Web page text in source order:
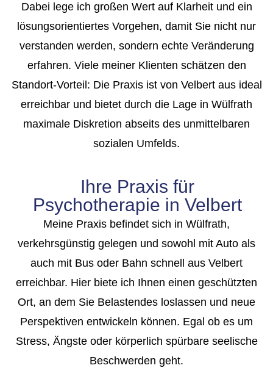
Dabei lege ich großen Wert auf Klarheitund ein
lösungsorientiertes Vorgehen, damit Sie nicht nur
verstanden werden, sondern echte Veränderung
erfahren. Viele meiner Klienten schätzen den
Standort-Vorteil: Die Praxis ist von Velbert aus ideal
erreichbar und bietet durch die Lage in Wülfrath
maximale Diskretion abseits des unmittelbaren
sozialen Umfelds.
Ihre Praxis für
Psychotherapie in Velbert
Meine Praxis befindet sich in Wülfrath,
verkehrsgünstig gelegen und sowohl mit Auto als
auch mit Bus oder Bahn schnell aus Velbert
erreichbar. Hier biete ich Ihnen einen geschützten
Ort, an dem Sie Belastendes loslassen und neue
Perspektiven entwickeln können. Egal ob es um
Stress, Ängste oder körperlich spürbare seelische
Beschwerden geht.